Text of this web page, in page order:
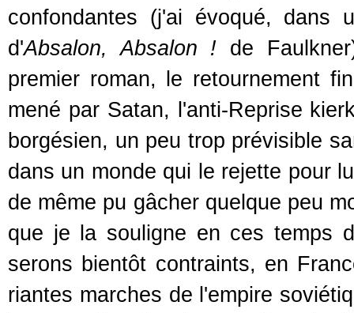
confondantes (j'ai évoqué, dans
d'Absalon, Absalon ! de
premier roman, le retournement
mené par Satan, l'anti-Reprise
borgésien, un peu trop prévisible
dans un monde qui le rejette pour
de même pu gâcher quelque peu
que je la souligne en ces temps
serons bientôt contraints, en
riantes marches de l'empire